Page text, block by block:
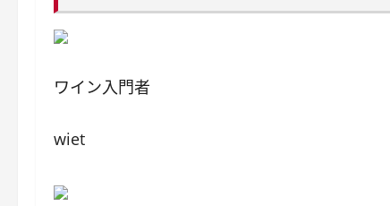
ワイン入門者
wiet